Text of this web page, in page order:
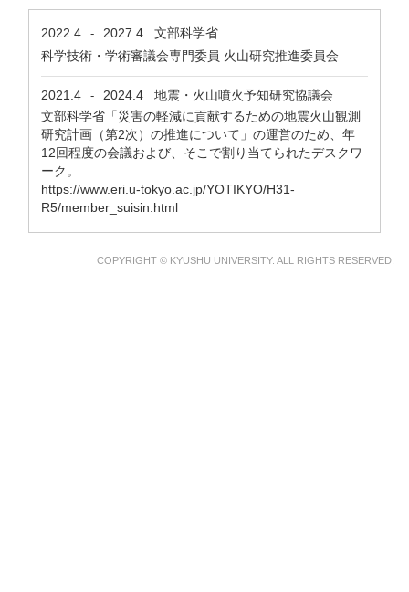
2022.4 - 2027.4 文部科学省
科学技術・学術審議会専門委員 火山研究推進委員会
2021.4 - 2024.4 地震・火山噴火予知研究協議会
文部科学省「災害の軽減に貢献するための地震火山観測
研究計画（第2次）の推進について」の運営のため、年
12回程度の会議および、そこで割り当てられたデスクワ
ーク。
https://www.eri.u-tokyo.ac.jp/YOTIKYO/H31-
R5/member_suisin.html
COPYRIGHT © KYUSHU UNIVERSITY. ALL RIGHTS RESERVED.